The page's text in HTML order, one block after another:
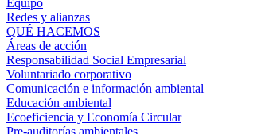
Equipo
Redes y alianzas
QUÉ HACEMOS
Áreas de acción
Responsabilidad Social Empresarial
Voluntariado corporativo
Comunicación e información ambiental
Educación ambiental
Ecoeficiencia y Economía Circular
Pre-auditorías ambientales